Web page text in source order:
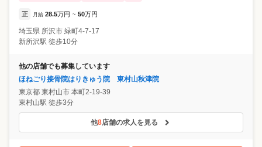
正 月給 28.5万円 ~ 50万円
埼玉県 所沢市 緑町4-7-17
新所沢駅 徒歩10分
他の店舗でも募集しています
ほねごり接骨院はりきゅう院 東村山秋津院
東京都 東村山市 本町2-19-39
東村山駅 徒歩3分
他8店舗の求人を見る